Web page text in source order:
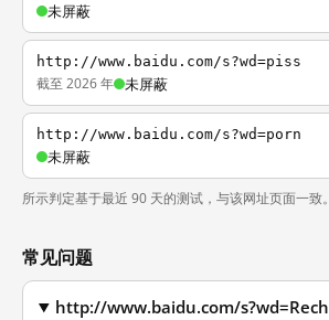
未屏蔽
http://www.baidu.com/s?wd=piss
截至 2026 年 未屏蔽
http://www.baidu.com/s?wd=porn
未屏蔽
所示判定基于最近 90 天的测试，与该网址页面一致。
常见问题
http://www.baidu.com/